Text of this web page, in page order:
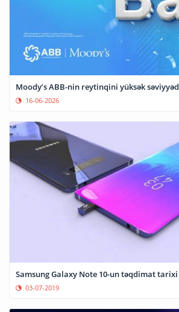
Moody’s ABB-nin reytinqini yüksək
16-06-2026
Samsung Galaxy Note 10-un təqdimat tarixi
03-07-2019